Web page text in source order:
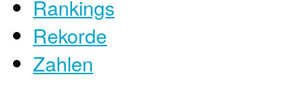
Rankings
Rekorde
Zahlen